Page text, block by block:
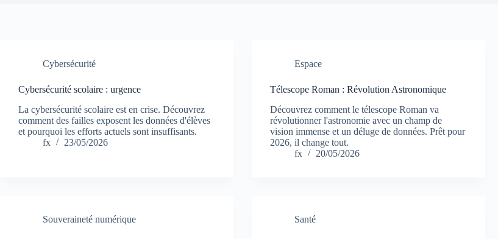
Cybersécurité
Cybersécurité scolaire : urgence
La cybersécurité scolaire est en crise. Découvrez
comment des failles exposent les données d'élèves
et pourquoi les efforts actuels sont insuffisants.
fx
23/05/2026
Espace
Télescope Roman : Révolution Astronomique
Découvrez comment le télescope Roman va
révolutionner l'astronomie avec un champ de
vision immense et un déluge de données. Prêt pour
2026, il change tout.
fx
20/05/2026
Souveraineté numérique Santé